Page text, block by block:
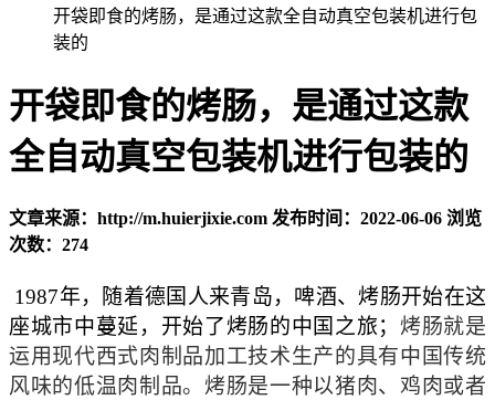
开袋即食的烤肠，是通过这款全自动真空包装机进行包
装的
开袋即食的烤肠，是通过这款
全自动真空包装机进行包装的
文章来源：http://m.huierjixie.com 发布时间：2022-06-06 浏览
次数：274
1987年，随着德国人来青岛，啤酒、烤肠开始在这
座城市中蔓延，开始了烤肠的中国之旅； 烤肠就是
运用现代西式肉制品加工技术生产的具有中国传统
风味的低温肉制品。烤肠是一种以猪肉、鸡肉或者